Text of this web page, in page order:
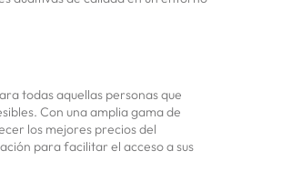
todas aquellas personas que
Con una amplia gama de
los mejores precios del
para facilitar el acceso a sus